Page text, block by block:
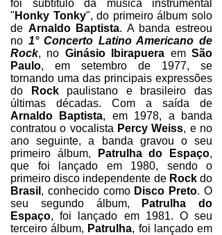
foi subtítulo da música instrumental
" Honky Tonky", do primeiro álbum solo
de Arnaldo Baptista. A banda estreou
no 1° Concerto Latino Americano de
Rock, no Ginásio Ibirapuera emSão
Paulo, em setembro de 1977, se
tornando uma das principais expressões
do
Rock paulistano e brasileiro das
últimas décadas. Com a saída de
Arnaldo Baptista, em 1978, a banda
contratou o vocalista Percy Weiss, e no
ano seguinte, a banda gravou o seu
primeiro álbum,
Patrulha do Espaço,
que foi lançado em 1980, sendo o
primeiro disco independente de Rockdo
Brasil , conhecido como Disco Preto. O
seu segundo álbum,
Patrulha do
Espaço, foi lançado em 1981. O seu
terceiro álbum, Patrulha, foi lançado em